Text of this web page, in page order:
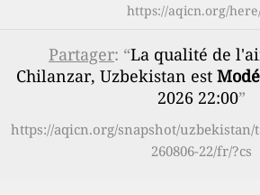
https://aqicn.org/
Partager: “La qualité de
Chilanzar, Uzbekistan est
2026 22:00”
https://aqicn.org/snapshot/
260806-22/fr/?cs